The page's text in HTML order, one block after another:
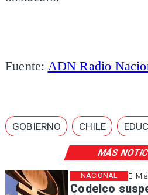
MÁS
El
Codelco
NACIONAL
Fuente: ADN Radio
GOBIERNO CHILE